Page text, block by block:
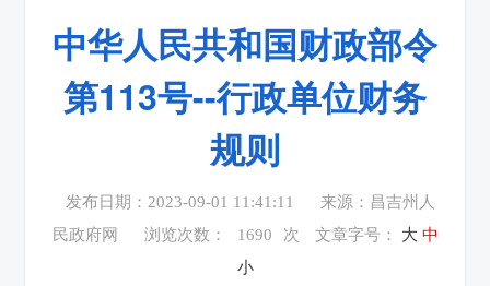
中华人民共和国财政部令
第113号--行政单位财务
规则
发布日期：2023-09-01 11:41:11
来源：昌吉州人
民政府网
浏览次数： 1690 次 文章字号： 大 中
小